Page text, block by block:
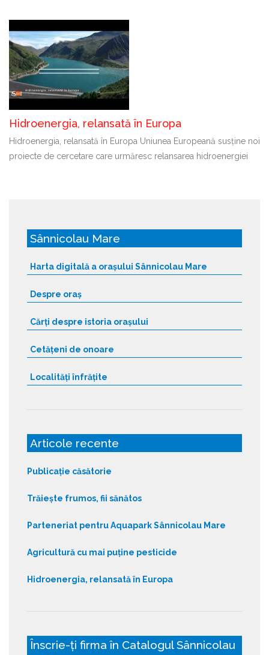
Hidroenergia, relansată în Europa
Hidroenergia, relansată în Europa Uniunea Europeană susține noi
proiecte de cercetare care urmăresc relansarea hidroenergiei
Sânnicolau Mare
Harta digitală a orașului Sânnicolau Mare
Despre oraș
Cărți despre istoria orașului
Cetățeni de onoare
Localități înfrățite
Articole recente
Publicație căsătorie
Trăiește frumos, fii sănătos
Parteneriat pentru Aquapark Sânnicolau Mare
Agricultură cu mai puține pesticide
Hidroenergia, relansată în Europa
Înscrie-ți firma în Catalogul Sânnicolau